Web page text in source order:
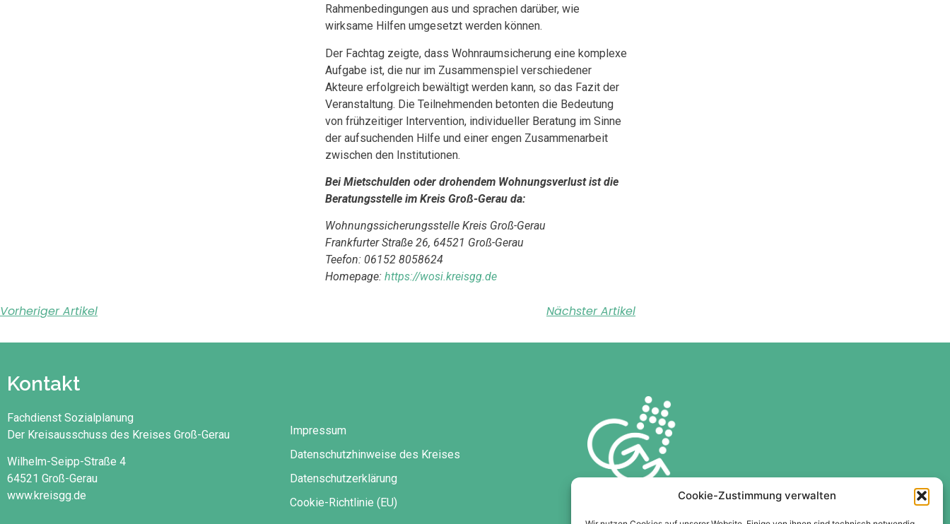
Cookie-Zustimmung verwalten
Rahmenbedingungen aus und sprachen darüber, wie
wirksame Hilfen umgesetzt werden können.
Der Fachtag zeigte, dass Wohnraumsicherung eine komplexe
Aufgabe ist, die nur im Zusammenspiel verschiedener
Akteure erfolgreich bewältigt werden kann, so das Fazit der
Veranstaltung. Die Teilnehmenden betonten die Bedeutung
von frühzeitiger Intervention, individueller Beratung im Sinne
der aufsuchenden Hilfe und einer engen Zusammenarbeit
zwischen den Institutionen.
Bei Mietschulden oder drohendem Wohnungsverlust ist die
Beratungsstelle im Kreis Groß-Gerau da:
Wohnungssicherungsstelle Kreis Groß-Gerau
Frankfurter Straße 26, 64521 Groß-Gerau
Teefon: 06152 8058624
Homepage: https://wosi.kreisgg.de
Vorheriger Artikel Nächster Artikel
Kontakt
Fachdienst Sozialplanung
Der Kreisausschuss des Kreises Groß-Gerau
Wilhelm-Seipp-Straße 4
64521 Groß-Gerau
www.kreisgg.de
Impressum
Datenschutzhinweise des Kreises
Datenschutzerklärung
Cookie-Richtlinie (EU)